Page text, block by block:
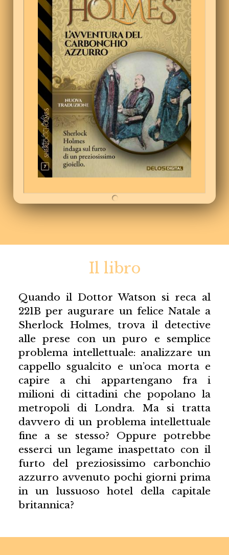
Il libro
Quando il Dottor Watson si reca al
221B per augurare un felice Natale a
Sherlock Holmes, trova il detective
alle prese con un puro e semplice
problema intellettuale: analizzare un
cappello sgualcito e un’oca morta e
capire a chi appartengano fra i
milioni di cittadini che popolano la
metropoli di Londra. Ma si tratta
davvero di un problema intellettuale
fine a se stesso? Oppure potrebbe
esserci un legame inaspettato con il
furto del preziosissimo carbonchio
azzurro avvenuto pochi giorni prima
in un lussuoso hotel della capitale
britannica?